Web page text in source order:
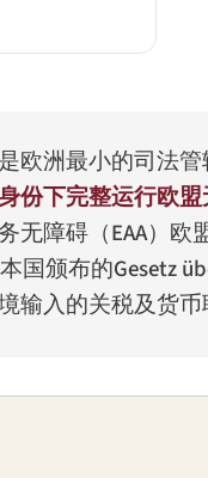
欧洲最小的司法
份下完整运行欧
无障碍（EAA）
国颁布的Gesetz
输入的关税及货